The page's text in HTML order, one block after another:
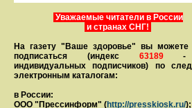
Уважаемые читатели в России
и странах СНГ!
На газету "Ваше здоровье" вы можете
подписаться (индекс 63189-
индивидуальных подписчиков) по
электронным каталогам:
в России:
ООО "Прессинформ" (http://presskiosk.ru/);